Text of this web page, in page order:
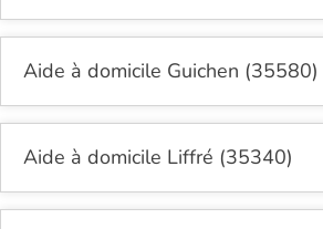
Aide à domicile Guichen (35580)
Aide à domicile Liffré (35340)